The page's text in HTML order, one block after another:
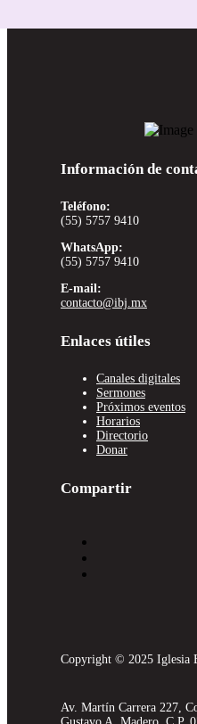
Información de
Teléfono:
(55) 5757 9410
WhatsApp:
(55) 5757 9410
E-mail:
contacto@ibj.mx
Enlaces útiles
Canales digitales
Sermones
Próximos eventos
Horarios
Directorio
Donar
Compartir
Copyright © 2025 Iglesia
Av. Martín Carrera 227,